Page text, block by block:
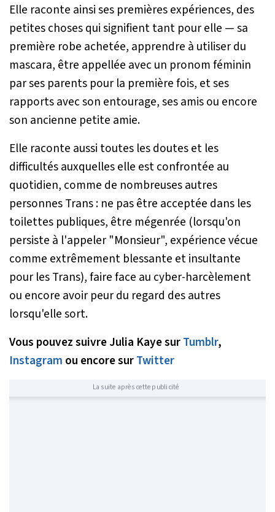
Elle raconte ainsi ses premières expériences, des
petites choses qui signifient tant pour elle — sa
première robe achetée, apprendre à utiliser du
mascara, être appellée avec un pronom féminin
par ses parents pour la première fois, et ses
rapports avec son entourage, ses amis ou encore
son ancienne petite amie.
Elle raconte aussi toutes les doutes et les
difficultés auxquelles elle est confrontée au
quotidien, comme de nombreuses autres
personnes Trans : ne pas être acceptée dans les
toilettes publiques, être mégenrée (lorsqu'on
persiste à l'appeler "Monsieur", expérience vécue
comme extrêmement blessante et insultante
pour les Trans), faire face au cyber-harcèlement
ou encore avoir peur du regard des autres
lorsqu'elle sort.
Vous pouvez suivre Julia Kaye surTumblr,
Instagram ou encore surTwitter
La suite après cette publicité